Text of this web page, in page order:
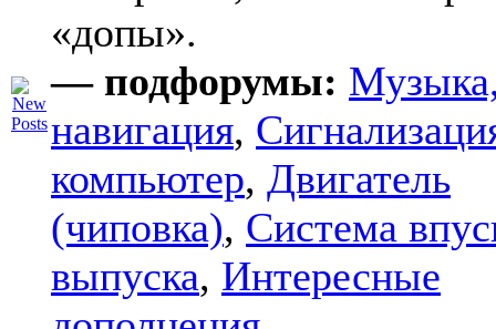
«допы».
— подфорумы:
навигация,
компьютер, Двигатель
(чиповка), Система
выпуска, Интересные